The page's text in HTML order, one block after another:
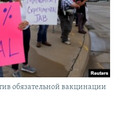
обязательной вакцинации